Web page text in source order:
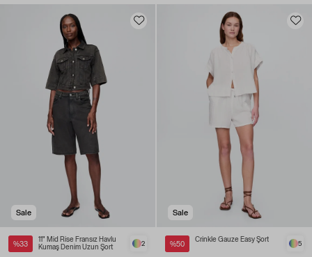
Sale
%33
11" Mid Rise Fransız Havlu
Kumaş Denim Uzun Şort
2
Sale
%50
Crinkle Gauze Easy Şort
5